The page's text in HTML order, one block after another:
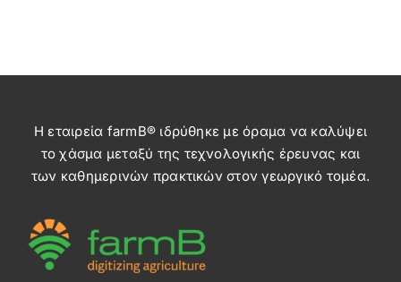
«
for
start-
up
the
field
of
Η εταιρεία farmB® ιδρύθηκε με όραμα να καλύψει
το χάσμα μεταξύ της τεχνολογικής έρευνας και
των καθημερινών πρακτικών στον γεωργικό τομέα.